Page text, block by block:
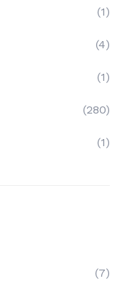
(1)
(4)
(1)
(280)
(1)
(7)